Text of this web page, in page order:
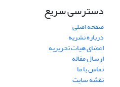
دسترسی سریع
صفحه اصلی
درباره نشریه
اعضای هیات تحریریه
ارسال مقاله
تماس با ما
نقشه سایت